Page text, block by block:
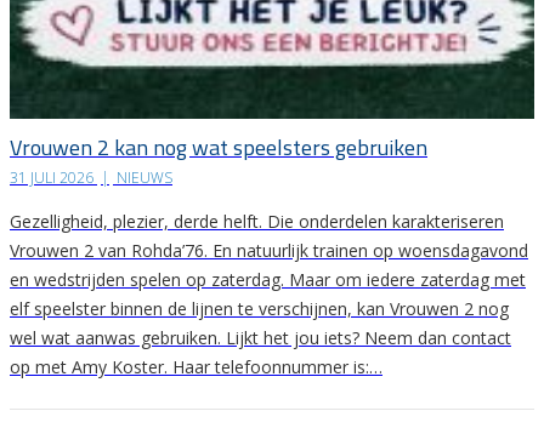
Vrouwen 2 kan nog wat speelsters gebruiken
31 JULI 2026 | NIEUWS
Gezelligheid, plezier, derde helft. Die onderdelen karakteriseren
Vrouwen 2 van Rohda’76. En natuurlijk trainen op woensdagavond
en wedstrijden spelen op zaterdag. Maar om iedere zaterdag met
elf speelster binnen de lijnen te verschijnen, kan Vrouwen 2 nog
wel wat aanwas gebruiken. Lijkt het jou iets? Neem dan contact
op met Amy Koster. Haar telefoonnummer is:…